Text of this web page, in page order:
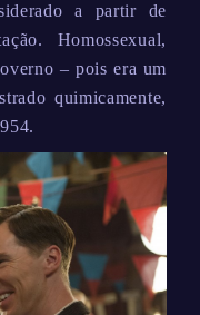
a partir de
Homossexual,
– pois era um
quimicamente,